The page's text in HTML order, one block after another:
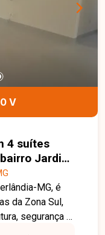
um dos bairros
em contato
V
4 suítes
Jardim
MG, é
da Zona Sul,
segurança e